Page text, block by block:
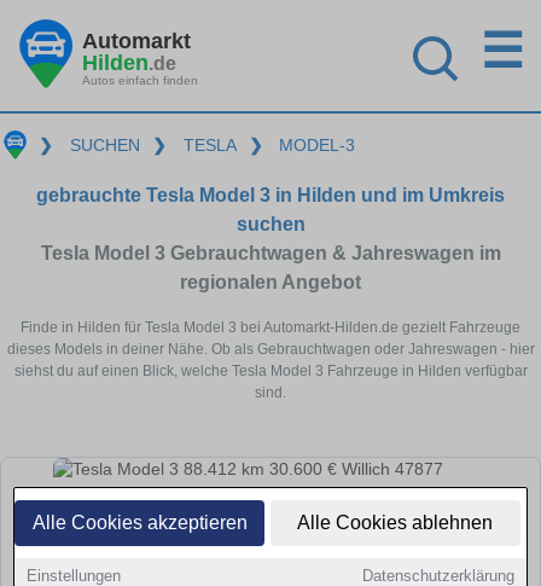
Alle Cookies akzeptieren Alle Cookies ablehnen
Einstellungen Datenschutzerklärung
Automarkt
Hilden.de
Autos einfach finden
☰
❯ SUCHEN ❯ TESLA ❯ MODEL-3
gebrauchte Tesla Model 3 in Hilden und im Umkreis
suchen
Tesla Model 3 Gebrauchtwagen & Jahreswagen im
regionalen Angebot
Finde in Hilden für Tesla Model 3 bei Automarkt-Hilden.de gezielt Fahrzeuge
dieses Models in deiner Nähe. Ob als Gebrauchtwagen oder Jahreswagen - hier
siehst du auf einen Blick, welche Tesla Model 3 Fahrzeuge in Hilden verfügbar
sind.